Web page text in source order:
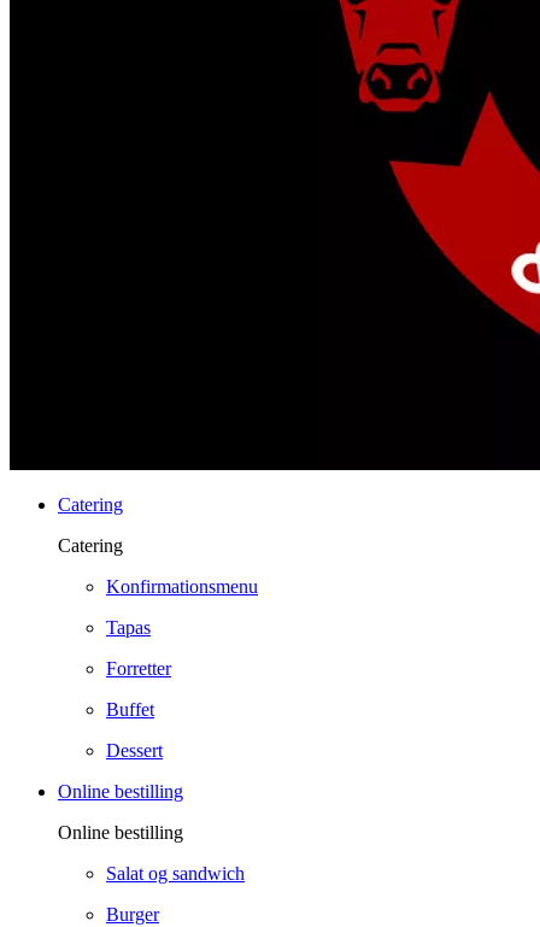
Catering
Catering
Konfirmationsmenu
Tapas
Forretter
Buffet
Dessert
Online bestilling
Online bestilling
Salat og sandwich
Burger